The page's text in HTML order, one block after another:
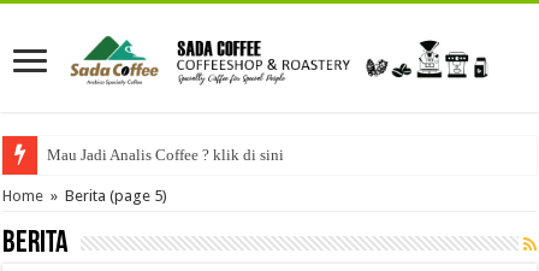
Mau Jadi Analis Coffee ? klik di sini
Home » Berita (page 5)
Berita